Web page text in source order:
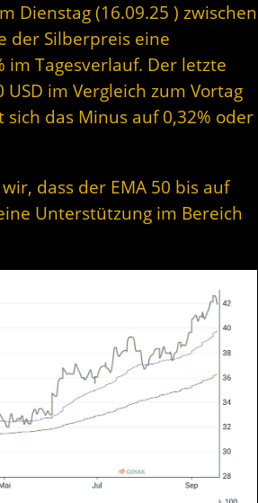
Dienstag (16.09.25 ) zwischen
der Silberpreis eine
im Tagesverlauf. Der letzte
im Vergleich zum Vortag
das Minus auf 0,32% oder
dass der EMA 50 bis auf
Unterstützung im Bereich